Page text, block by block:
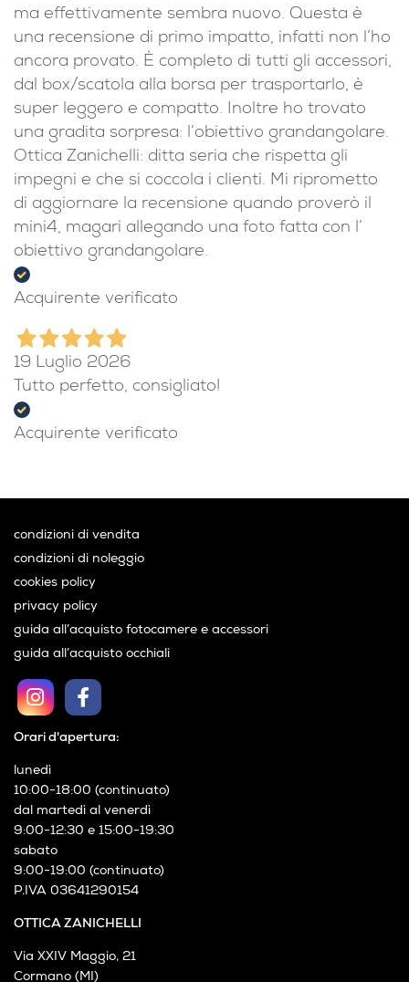
ma effettivamente sembra nuovo. Questa è
una recensione di primo impatto, infatti non l’ho
ancora provato. È completo di tutti gli accessori,
dal box/scatola alla borsa per trasportarlo, è
super leggero e compatto. Inoltre ho trovato
una gradita sorpresa: l’obiettivo grandangolare.
Ottica Zanichelli: ditta seria che rispetta gli
impegni e che si coccola i clienti. Mi riprometto
di aggiornare la recensione quando proverò il
mini4, magari allegando una foto fatta con l’
obiettivo grandangolare.
Acquirente verificato
19 Luglio 2026
Tutto perfetto, consigliato!
Acquirente verificato
OTTICA ZANICHELLI
Via XXIV Maggio, 21
Cormano (MI)
Orari d'apertura:
lunedì
10:00-18:00 (continuato)
dal martedì al venerdì
9:00-12:30 e 15:00-19:30
sabato
9:00-19:00 (continuato)
P.IVA 03641290154
condizioni di vendita
condizioni di noleggio
cookies policy
privacy policy
guida all’acquisto fotocamere e accessori
guida all’acquisto occhiali